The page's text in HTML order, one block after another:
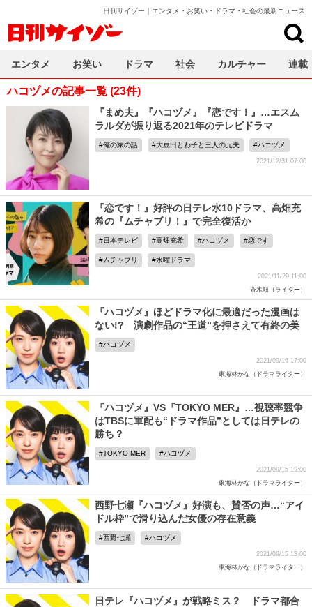
日刊サイゾー｜エンタメ・お笑い・ドラマ・社会の最新ニュース
ハコヅメの記事一覧 (23件)
『まめ夫』『ハコヅメ』『恋です！』…エスム
ラルダが振り返る2021年のテレビドラマ
俺の家の話 大豆田とわ子と三人の元夫 ハコヅメ
2021/12/31 07:00
『恋です！』好評の日テレ水10ドラマ、高畑充
希の『ムチャブリ！』で完全復活か
日本テレビ 高畑充希 ハコヅメ 恋です
ムチャブリ 水曜ドラマ
2021/11/29 11:00
斉木順（ライター）
『ハコヅメ』ほどドラマ化に最適だった漫画は
ない!? 演劇作品の“王道”を押さえて有終の美
ハコヅメ
2021/09/16 17:00
東海林かな（ドラマライター）
『ハコヅメ』VS『TOKYO MER』…視聴率競争
はTBSに軍配も“ドラマ作品”としては日テレの
勝ち？
TOKYO MER ハコヅメ
2021/09/15 19:00
東海林かな（ドラマライター）
西野七瀬『ハコヅメ』好演も、賛否の声…“アイ
ドル枠”で滑り込んだ女優の存在意義
西野七瀬 ハコヅメ
2021/09/15 13:00
東海林かな（ドラマライター）
日テレ『ハコヅメ』が戦略ミス？ ドラマ都合
エンタメ お笑い ドラマ 社会 カルチャー 連載